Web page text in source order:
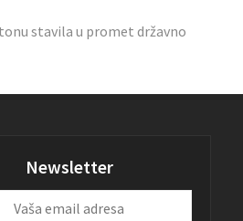
stavila u promet državno
Newsletter